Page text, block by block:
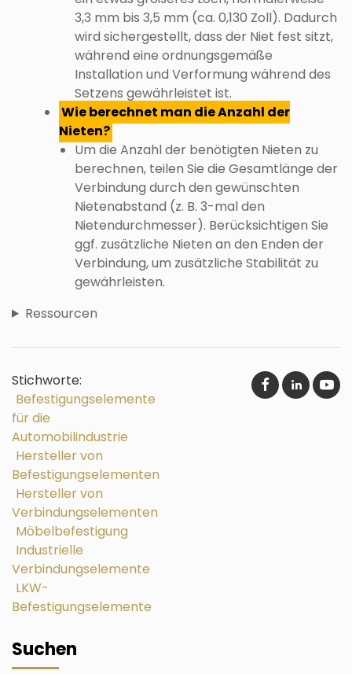
3,3 mm bis 3,5 mm (ca. 0,130 Zoll). Dadurch
wird sichergestellt, dass der Niet fest sitzt,
während eine ordnungsgemäße
Installation und Verformung während des
Setzens gewährleistet ist.
Wie berechnet man die Anzahl der
Nieten?
Um die Anzahl der benötigten Nieten zu
berechnen, teilen Sie die Gesamtlänge der
Verbindung durch den gewünschten
Nietenabstand (z. B. 3-mal den
Nietendurchmesser). Berücksichtigen Sie
ggf. zusätzliche Nieten an den Enden der
Verbindung, um zusätzliche Stabilität zu
gewährleisten.
Ressourcen
Stichworte:
Befestigungselemente
für die
Automobilindustrie
Hersteller von
Befestigungselementen
Hersteller von
Verbindungselementen
Möbelbefestigung
Industrielle
Verbindungselemente
LKW-
Befestigungselemente
Suchen